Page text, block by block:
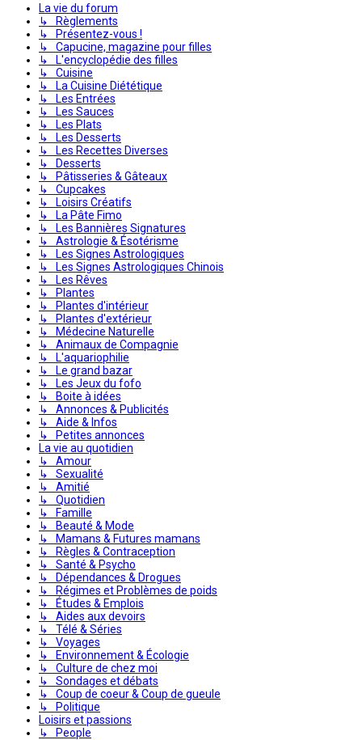
La vie du forum
↳ Règlements
↳ Présentez-vous !
↳ Capucine, magazine pour filles
↳ L'encyclopédie des filles
↳ Cuisine
↳ La Cuisine Diététique
↳ Les Entrées
↳ Les Sauces
↳ Les Plats
↳ Les Desserts
↳ Les Recettes Diverses
↳ Desserts
↳ Pâtisseries & Gâteaux
↳ Cupcakes
↳ Loisirs Créatifs
↳ La Pâte Fimo
↳ Les Bannières Signatures
↳ Astrologie & Ésotérisme
↳ Les Signes Astrologiques
↳ Les Signes Astrologiques Chinois
↳ Les Rêves
↳ Plantes
↳ Plantes d'intérieur
↳ Plantes d'extérieur
↳ Médecine Naturelle
↳ Animaux de Compagnie
↳ L'aquariophilie
↳ Le grand bazar
↳ Les Jeux du fofo
↳ Boite à idées
↳ Annonces & Publicités
↳ Aide & Infos
↳ Petites annonces
La vie au quotidien
↳ Amour
↳ Sexualité
↳ Amitié
↳ Quotidien
↳ Famille
↳ Beauté & Mode
↳ Mamans & Futures mamans
↳ Règles & Contraception
↳ Santé & Psycho
↳ Dépendances & Drogues
↳ Régimes et Problèmes de poids
↳ Études & Emplois
↳ Aides aux devoirs
↳ Télé & Séries
↳ Voyages
↳ Environnement & Écologie
↳ Culture de chez moi
↳ Sondages et débats
↳ Coup de coeur & Coup de gueule
↳ Politique
Loisirs et passions
↳ People